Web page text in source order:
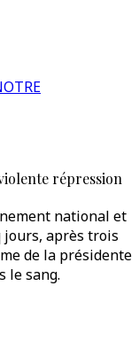
répression
national et
jours, après trois
de la présidente
le sang.